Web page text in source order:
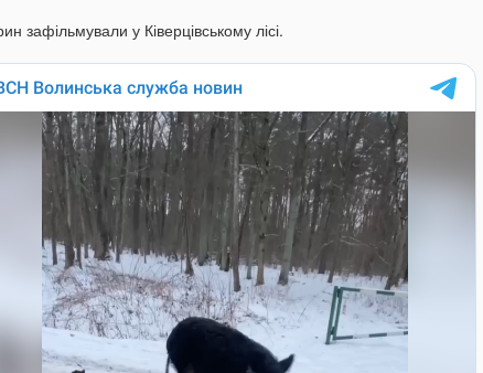
зафільмували у Ківерцівському лісі.